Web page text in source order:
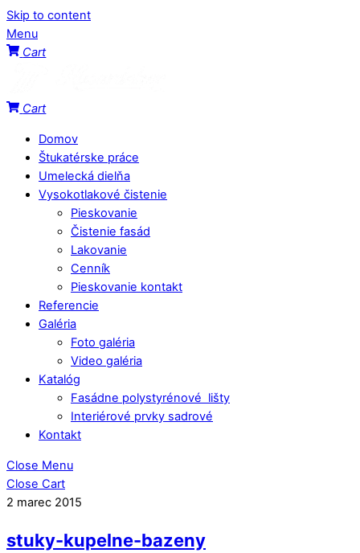
Skip to content
Menu
Cart
Cart
Domov
Štukatérske práce
Umelecká dielňa
Vysokotlakové čistenie
Pieskovanie
Čistenie fasád
Lakovanie
Cenník
Pieskovanie kontakt
Referencie
Galéria
Foto galéria
Video galéria
Katalóg
Fasádne polystyrénové lišty
Interiérové prvky sadrové
Kontakt
Close Menu
Close Cart
2 marec 2015
stuky-kupelne-bazeny